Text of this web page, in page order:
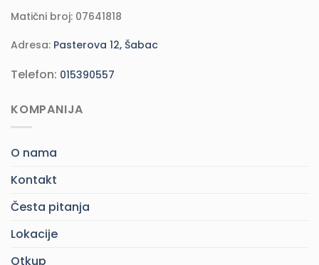
Matični broj: 07641818
Adresa: Pasterova 12, Šabac
Telefon: 015390557
KOMPANIJA
O nama
Kontakt
Česta pitanja
Lokacije
Otkup